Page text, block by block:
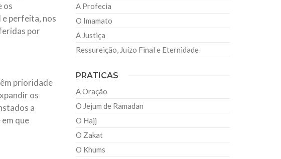
os
e perfeita, nos
por
prioridade
os
a
que
A Profecia
O Imamato
A Justiça
Ressureição, Juízo Final e Eternidade
PRATICAS
A Oração
O Jejum de Ramadan
O Hajj
O Zakat
O Khums